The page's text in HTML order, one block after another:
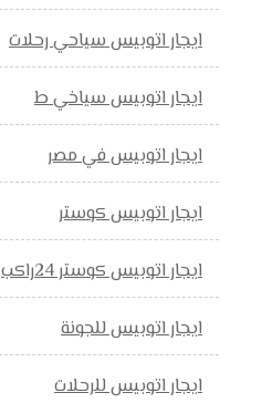
ايجار اتوبيس سياحي رحلات
ايجار اتوبيس سياخي ط
ايجار اتوبيس في مصر
ايجار اتوبيس كوستر
ايجار اتوبيس كوستر 24راكب
ايجار اتوبيس للجونة
ايجار اتوبيس للرحلات